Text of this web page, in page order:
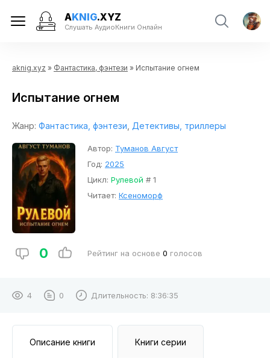
AKNIG.XYZ
Слушать АудиоКниги Онлайн
aknig.xyz » Фантастика, фэнтези » Испытание огнем
Испытание огнем
Жанр: Фантастика, фэнтези Детективы, триллеры
Автор: Туманов Август
Год: 2025
Цикл: Рулевой # 1
Читает: Ксеноморф
0 Рейтинг на основе 0 голосов
4 0 Длительность: 8:36:35
Описание книги Книги серии